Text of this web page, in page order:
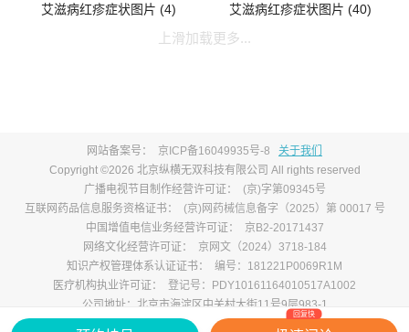
艾滋病红疹症状图片 (4) 艾滋病红疹症状图片 (40)
上滑加载更多...
回复快
网站备案号： 京ICP备16049935号-8
关于我们
Copyright ©2026 北京纵横无双科技有限公司 All rights reserved
广播电视节目制作经营许可证：
(京)字第09345号
互联网药品信息服务资格证书：
(京)网药械信息备字（2025）第 00017 号
中国增值电信业务经营许可证：
京B2-20171437
网络文化经营许可证：
京网文（2024）3718-184
知识产权管理体系认证证书：
编号：181221P0069R1M
医疗机构执业许可证：
登记号：PDY10161164010517A1002
公司地址：北京市海淀区中关村大街11号9层983-1